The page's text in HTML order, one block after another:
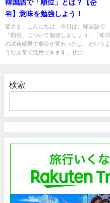
韓国語で「順位」とは？【순
위】意味を勉強しよう！
皆さま、こんにちは。今日は、韓国語で
「順位」について勉強しましょう。「昨日
の試合結果で順位が変わったよ」というよ
うな文章で活用できます。ぜひ...
検索